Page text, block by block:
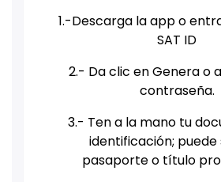
1.-Descarga la app o
SAT ID
2.- Da clic en Genera o
contraseña.
3.- Ten a la mano tu
identificación; puede
pasaporte o título